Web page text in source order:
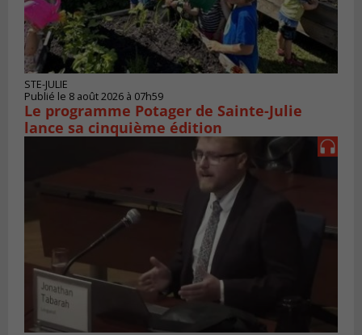
STE-JULIE
Publié le 8 août 2026 à 07h59
Le programme Potager de Sainte-Julie
lance sa cinquième édition